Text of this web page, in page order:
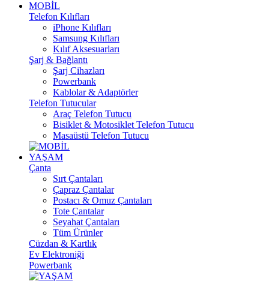
MOBİL
Telefon Kılıfları
iPhone Kılıfları
Samsung Kılıfları
Kılıf Aksesuarları
Şarj & Bağlantı
Şarj Cihazları
Powerbank
Kablolar & Adaptörler
Telefon Tutucular
Araç Telefon Tutucu
Bisiklet & Motosiklet Telefon Tutucu
Masaüstü Telefon Tutucu
YAŞAM
Çanta
Sırt Çantaları
Çapraz Çantalar
Postacı & Omuz Çantaları
Tote Çantalar
Seyahat Çantaları
Tüm Ürünler
Cüzdan & Kartlık
Ev Elektroniği
Powerbank